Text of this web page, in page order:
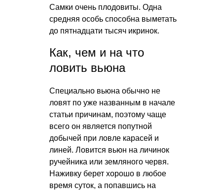
Самки очень плодовиты. Одна
средняя особь способна выметать
до пятнадцати тысяч икринок.
Как, чем и на что
ловить вьюна
Специально вьюна обычно не
ловят по уже названным в начале
статьи причинам, поэтому чаще
всего он является попутной
добычей при ловле карасей и
линей. Ловится вьюн на личинок
ручейника или земляного червя.
Наживку берет хорошо в любое
время суток, а попавшись на